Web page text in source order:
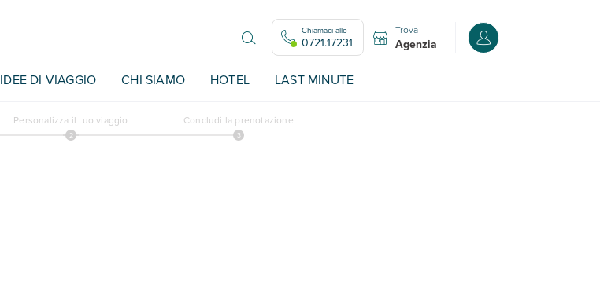
Chiamaci allo
0721.17231
Trova
Agenzia Accedi o registrati
IDEE DI VIAGGIO CHI SIAMO HOTEL LAST MINUTE
Personalizza il tuo viaggio Concludi la prenotazione